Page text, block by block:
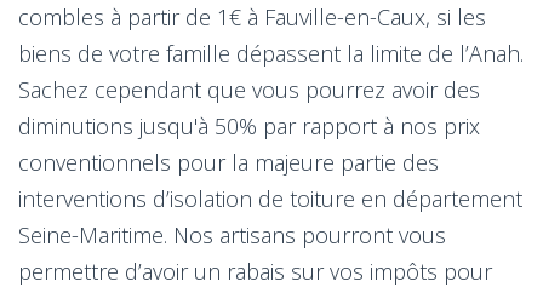
combles à partir de 1€ à Fauville-en-Caux, si les
biens de votre famille dépassent la limite de l’Anah.
Sachez cependant que vous pourrez avoir des
diminutions jusqu'à 50% par rapport à nos prix
conventionnels pour la majeure partie des
interventions d’isolation de toiture en département
Seine-Maritime. Nos artisans pourront vous
permettre d’avoir un rabais sur vos impôts pour